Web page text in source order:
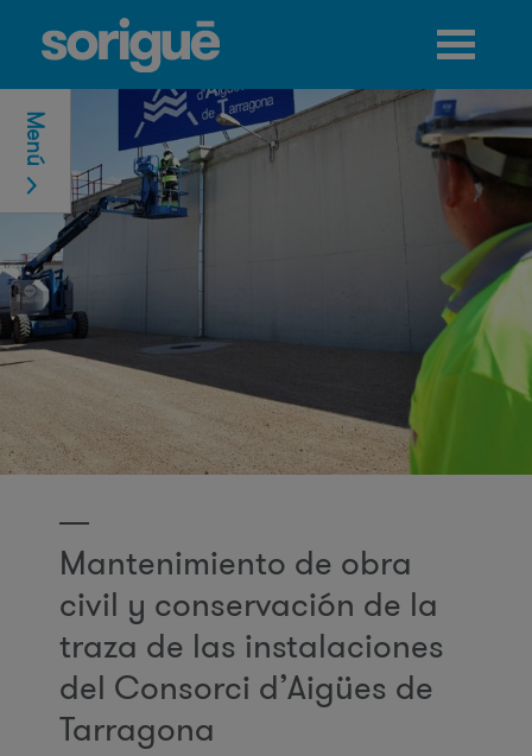
Jump to navigation
Mantenimiento de obra
civil y conservación de la
traza de las instalaciones
del Consorci d’Aigües de
Tarragona
Menú